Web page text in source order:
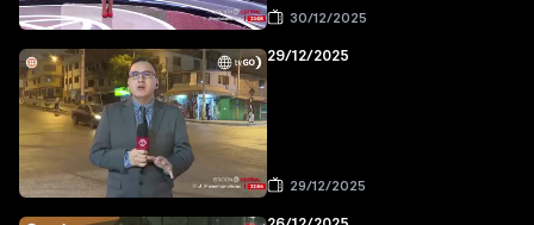
30/12/2025
29/12/2025
29/12/2025